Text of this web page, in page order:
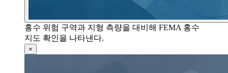
홍수 위험 구역과 지형 측량을 대비해 FEMA 홍수
지도 확인을 나타낸다.
×